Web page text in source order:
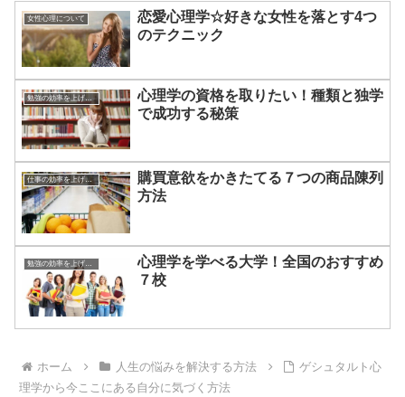
女性心理について
恋愛心理学☆好きな女性を落とす4つ
のテクニック
勉強の効率を上げる方法
心理学の資格を取りたい！種類と独学
で成功する秘策
仕事の効率を上げる方法
購買意欲をかきたてる７つの商品陳列
方法
勉強の効率を上げる方法
心理学を学べる大学！全国のおすすめ
７校
ホーム 人生の悩みを解決する方法
ゲシュタルト心
理学から今ここにある自分に気づく方法